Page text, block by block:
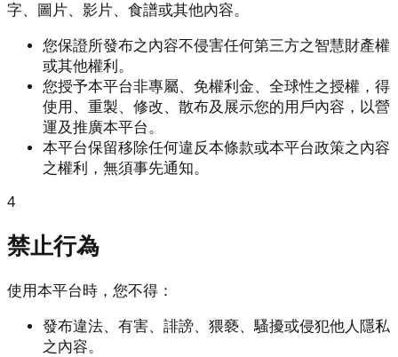
字、圖片、影片、食譜或其他內容。
您保證所發布之內容不侵害任何第三方之智慧財產權
或其他權利。
您授予本平台非專屬、免權利金、全球性之授權，得
使用、重製、修改、散布及展示您的用戶內容，以營
運及推廣本平台。
本平台保留移除任何違反本條款或本平台政策之內容
之權利，無須事先通知。
4
禁止行為
使用本平台時，您不得：
發布違法、有害、誹謗、猥褻、騷擾或侵犯他人隱私
之內容。